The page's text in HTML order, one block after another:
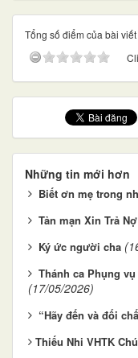
Tổng số điểm của bài
Những tin mới hơn
Biết ơn mẹ trong
Tản mạn Xin Trả
Ký ức người cha
Thánh ca Phụng
(17/05/2026)
“Hãy đến và đối
​​​​​​​Thiếu Nhi VHTK